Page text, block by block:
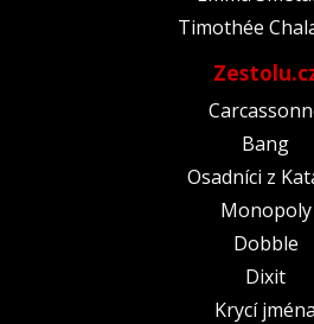
Timothée
Bang
Osadníci z
Monopoly
Dobble
Dixit
Krycí jména